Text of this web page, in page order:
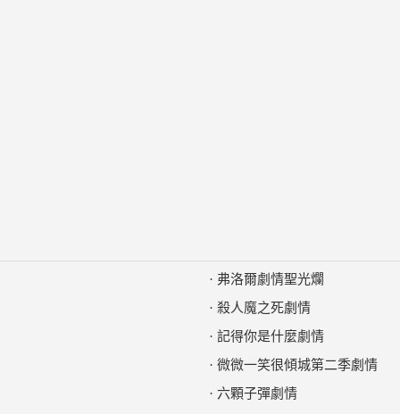
· 弗洛爾劇情聖光爛
· 殺人魔之死劇情
· 記得你是什麼劇情
· 微微一笑很傾城第二季劇情
· 六顆子彈劇情